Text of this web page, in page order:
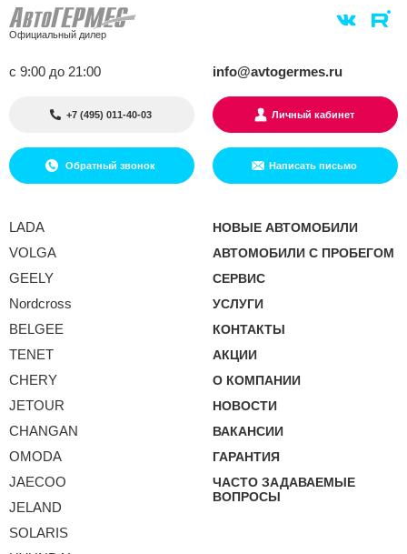
Официальный дилер
с 9:00 до 21:00 info@avtogermes.ru
+7 (495) 011-40-03 Личный кабинет
Обратный звонок Написать письмо
LADA
VOLGA
GEELY
Nordcross
BELGEE
TENET
CHERY
JETOUR
CHANGAN
OMODA
JAECOO
JELAND
SOLARIS
НОВЫЕ АВТОМОБИЛИ
АВТОМОБИЛИ С ПРОБЕГОМ
СЕРВИС
УСЛУГИ
КОНТАКТЫ
АКЦИИ
О КОМПАНИИ
НОВОСТИ
ВАКАНСИИ
ГАРАНТИЯ
ЧАСТО ЗАДАВАЕМЫЕ
ВОПРОСЫ